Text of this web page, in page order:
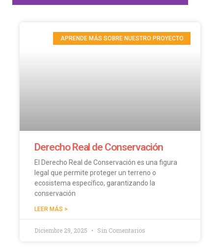
APRENDE MÁS SOBRE NUESTRO PROYECTO
Derecho Real de Conservación
El Derecho Real de Conservación es una figura
legal que permite proteger un terreno o
ecosistema específico, garantizando la
conservación
LEER MÁS >
Diciembre 29, 2025 Sin Comentarios